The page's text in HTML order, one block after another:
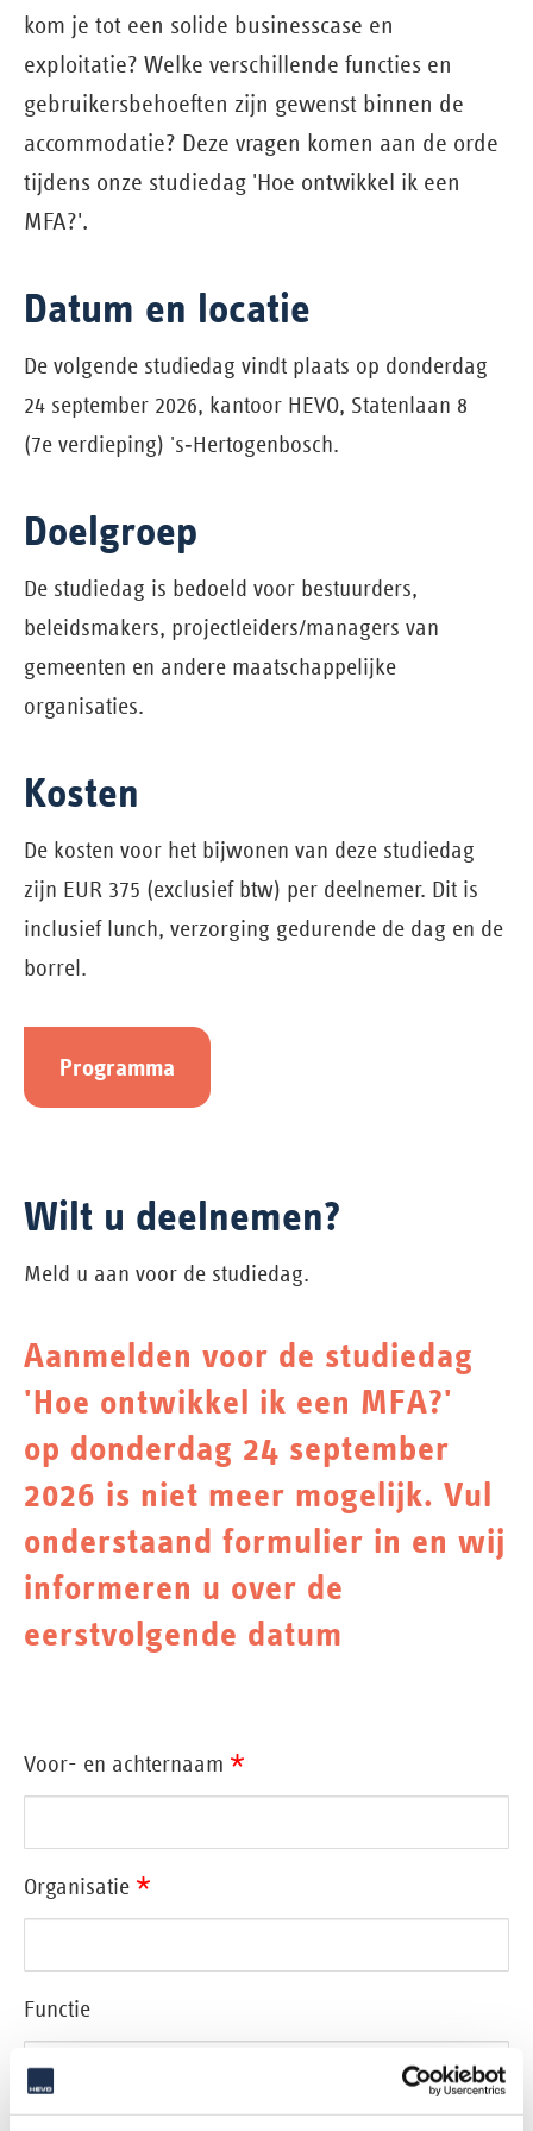
kom je tot een solide businesscase en
exploitatie? Welke verschillende functies en
gebruikersbehoeften zijn gewenst binnen de
accommodatie? Deze vragen komen aan de orde
tijdens onze studiedag 'Hoe ontwikkel ik een
MFA?'.
Datum en locatie
De volgende studiedag vindt plaats op donderdag
24 september 2026, kantoor HEVO, Statenlaan 8
(7e verdieping) 's‑Hertogenbosch.
Doelgroep
De studiedag is bedoeld voor bestuurders,
beleidsmakers, projectleiders/managers van
gemeenten en andere maatschappelijke
organisaties.
Kosten
De kosten voor het bijwonen van deze studiedag
zijn EUR 375 (exclusief btw) per deelnemer. Dit is
inclusief lunch, verzorging gedurende de dag en de
borrel.
Programma
Wilt u deelnemen?
Meld u aan voor de studiedag.
Aanmelden voor de studiedag
'Hoe ontwikkel ik een MFA?'
op donderdag 24 september
2026 is niet meer mogelijk. Vul
onderstaand formulier in en wij
informeren u over de
eerstvolgende datum
Voor- en achternaam *
Organisatie *
Functie